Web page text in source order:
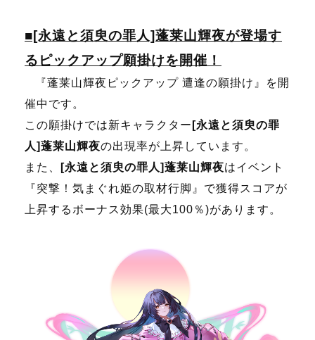
■[永遠と須臾の罪人]蓬莱山輝夜が登場す
るピックアップ願掛けを開催！
『蓬莱山輝夜ピックアップ 遭逢の願掛け』を開
催中です。
この願掛けでは新キャラクター [永遠と須臾の罪
人]蓬莱山輝夜の出現率が上昇しています。
また、
[永遠と須臾の罪人]蓬莱山輝夜はイベント
『突撃！気まぐれ姫の取材行脚』で獲得スコアが
上昇するボーナス効果(最大100％)があります。